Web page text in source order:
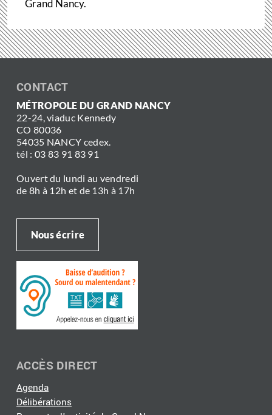
Grand Nancy.
CONTACT
MÉTROPOLE DU GRAND NANCY
22-24, viaduc Kennedy
CO 80036
54035 NANCY cedex.
tél : 03 83 91 83 91
Ouvert du lundi au vendredi
de 8h à 12h et de 13h à 17h
Nous écrire
ACCÈS DIRECT
Agenda
Délibérations